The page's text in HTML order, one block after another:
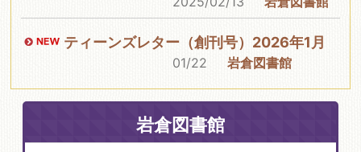
ティーンズレター（創刊号）2026年1月
01/22 岩倉図書館
岩倉図書館